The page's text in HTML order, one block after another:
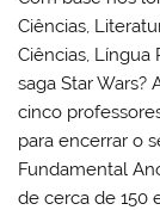
Ciências,
Ciências,
saga Star Wars?
cinco
para encerrar o
Fundamental
de cerca de 150